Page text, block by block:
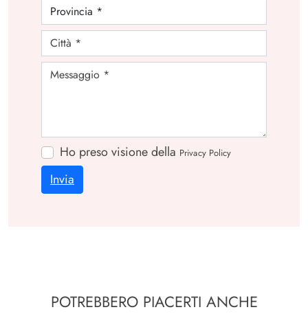
Ho preso visione della Privacy Policy
Invia
POTREBBERO PIACERTI ANCHE